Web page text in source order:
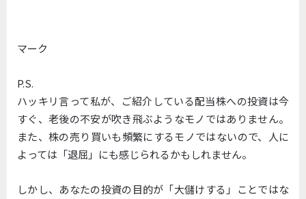
マーク
P.S.
ハッキリ言って私が、ご紹介している配当株への投資は今
すぐ、老後の不安が吹き飛ぶようなモノではありません。
また、株の売り買いも頻繁にするモノではないので、人に
よっては「退屈」にも感じられるかもしれません。
しかし、あなたの投資の目的が「大儲けする」ことではな